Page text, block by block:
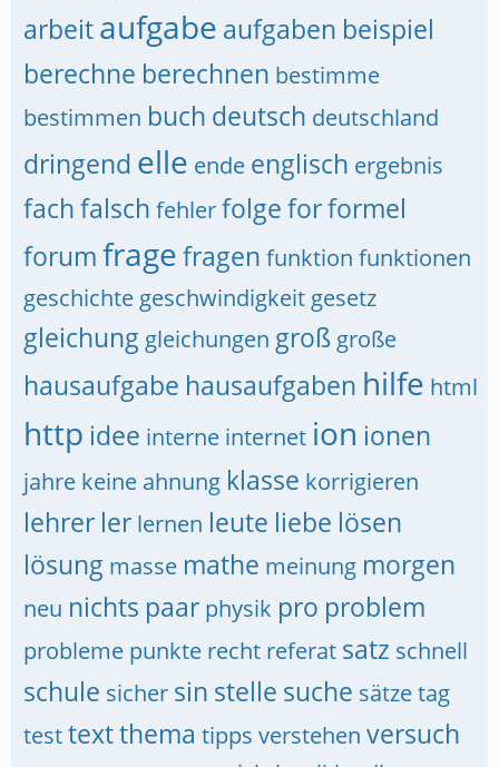
arbeitaufgabe aufgaben beispiel
berechne berechnen bestimme
bestimmen buch deutsch deutschland
dringend elle ende englisch ergebnis
fachfalsch fehlerfolgeforformel
forumfragefragen funktion funktionen
geschichte geschwindigkeit gesetz
gleichung gleichungen groß große
hausaufgabe hausaufgaben hilfe html
http idee interne internet ion ionen
jahre keine ahnung klasse korrigieren
lehrer ler lernen leute liebe lösen
lösung masse mathe meinung morgen
neu nichts paar physik pro problem
probleme punkte recht referat satz schnell
schule sicher sin stelle suche sätzetag
testtextthema tipps verstehen versuch